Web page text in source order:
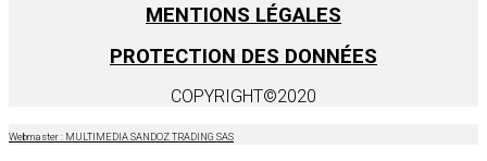
MENTIONS LÉGALES
PROTECTION DES DONNÉES
COPYRIGHT©2020
Webmaster : MULTIMEDIA SANDOZ TRADING SAS